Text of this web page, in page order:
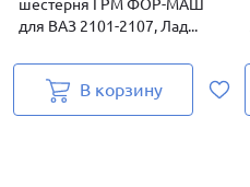
шестерня ГРМ ФОР-МАШ
для ВАЗ 2101-2107, Лад...
В корзину